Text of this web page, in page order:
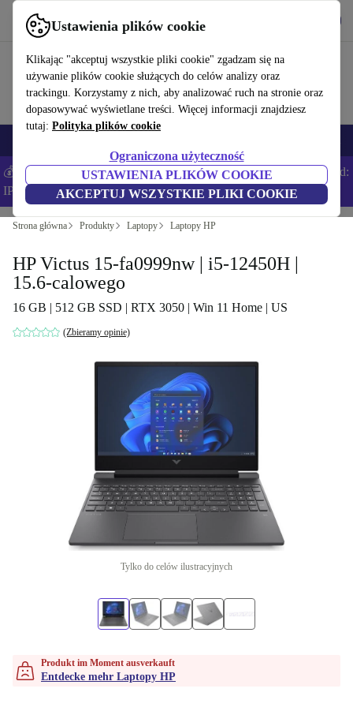
Ustawienia plików cookie
Klikając "akceptuj wszystkie pliki cookie" zgadzam się na
używanie plików cookie służących do celów analizy oraz
trackingu. Korzystamy z nich, aby analizować ruch na stronie oraz
dopasowywać wyświetlane treści. Więcej informacji znajdziesz
tutaj: Polityka plików cookie
Ograniczona użyteczność
USTAWIENIA PLIKÓW COOKIE
AKCEPTUJ WSZYSTKIE PLIKI COOKIE
Korzystaj z refurbed szybko i łatwo
💰Zaoszczędź DODATKOWE 5% na wszystkich iPhone’ach – Kod:
IPHONEDEAL –Regulamin
Strona główna Produkty Laptopy Laptopy HP
HP Victus 15-fa0999nw | i5-12450H |
15.6-calowego
16 GB | 512 GB SSD | RTX 3050 | Win 11 Home | US
(Zbieramy opinie)
Tylko do celów ilustracyjnych
Produkt im Moment ausverkauft
Entdecke mehr Laptopy HP